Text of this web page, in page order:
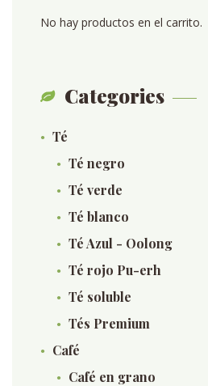
No hay productos en el carrito.
Categories
Té
Té negro
Té verde
Té blanco
Té Azul - Oolong
Té rojo Pu-erh
Té soluble
Tés Premium
Café
Café en grano